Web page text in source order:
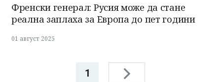
Френски генерал: Русия може да стане
реална заплаха за Европа до пет години
01 август 2025
1